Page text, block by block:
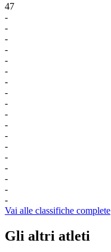
47
-
-
-
-
-
-
-
-
-
-
-
-
-
-
-
-
-
-
Vai alle classifiche complete
Gli altri atleti